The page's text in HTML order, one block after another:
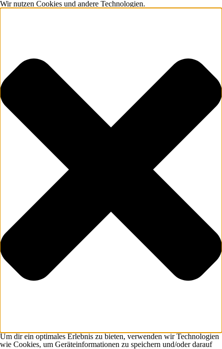
Wir nutzen Cookies und andere Technologien.
Um dir ein optimales Erlebnis zu bieten, verwenden wir Technologien
wie Cookies, um Geräteinformationen zu speichern und/oder darauf